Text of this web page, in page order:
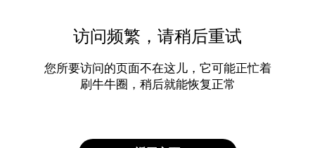
访问频繁，请稍后重试
您所要访问的页面不在这儿，它可能正忙着
刷牛牛圈，稍后就能恢复正常